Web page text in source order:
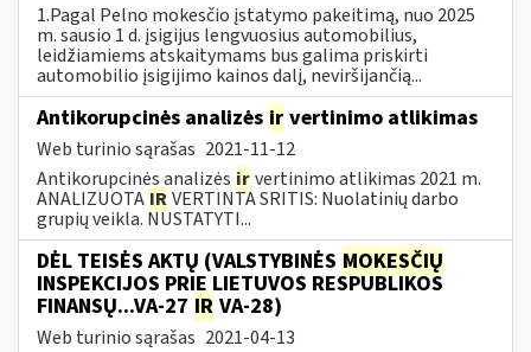
1.Pagal Pelno mokesčio įstatymo pakeitimą, nuo 2025
m. sausio 1 d. įsigijus lengvuosius automobilius,
leidžiamiems atskaitymams bus galima priskirti
automobilio įsigijimo kainos dalį, neviršijančią...
Antikorupcinės analizės ir vertinimo atlikimas
Web turinio sąrašas 2021-11-12
Antikorupcinės analizės irvertinimo atlikimas 2021 m.
ANALIZUOTA IRVERTINTA SRITIS: Nuolatinių darbo
grupių veikla. NUSTATYTI...
DĖL TEISĖS AKTŲ (VALSTYBINĖS MOKESČIŲ
INSPEKCIJOS PRIE LIETUVOS RESPUBLIKOS
FINANSŲ...VA-27 IR VA-28)
Web turinio sąrašas 2021-04-13